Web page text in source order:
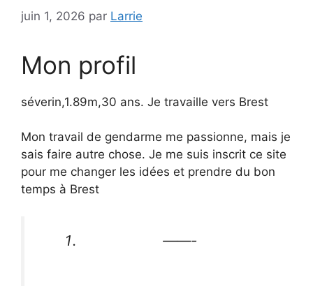
juin 1, 2026 par Larrie
Mon profil
séverin,1.89m,30 ans. Je travaille vers Brest
Mon travail de gendarme me passionne, mais je
sais faire autre chose. Je me suis inscrit ce site
pour me changer les idées et prendre du bon
temps à Brest
——-